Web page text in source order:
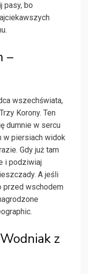
pasy, bo
–
wszechświata,
Korony. Ten
dumnie w sercu
w piersiach widok
Gdy już tam
i podziwiaj
A jeśli
przed wschodem
z